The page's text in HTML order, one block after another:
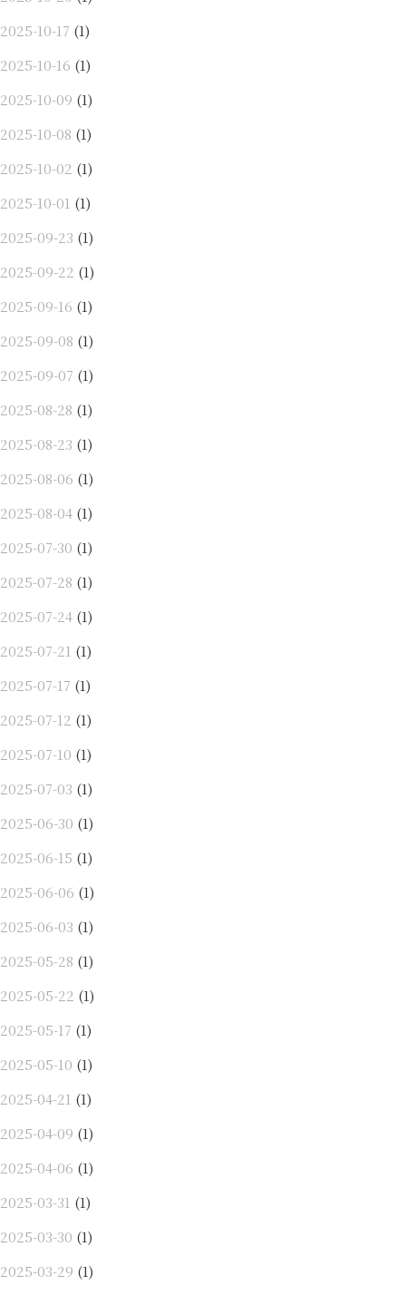
2025-10-17 (1)
2025-10-16 (1)
2025-10-09 (1)
2025-10-08 (1)
2025-10-02 (1)
2025-10-01 (1)
2025-09-23 (1)
2025-09-22 (1)
2025-09-16 (1)
2025-09-08 (1)
2025-09-07 (1)
2025-08-28 (1)
2025-08-23 (1)
2025-08-06 (1)
2025-08-04 (1)
2025-07-30 (1)
2025-07-28 (1)
2025-07-24 (1)
2025-07-21 (1)
2025-07-17 (1)
2025-07-12 (1)
2025-07-10 (1)
2025-07-03 (1)
2025-06-30 (1)
2025-06-15 (1)
2025-06-06 (1)
2025-06-03 (1)
2025-05-28 (1)
2025-05-22 (1)
2025-05-17 (1)
2025-05-10 (1)
2025-04-21 (1)
2025-04-09 (1)
2025-04-06 (1)
2025-03-31 (1)
2025-03-30 (1)
2025-03-29 (1)